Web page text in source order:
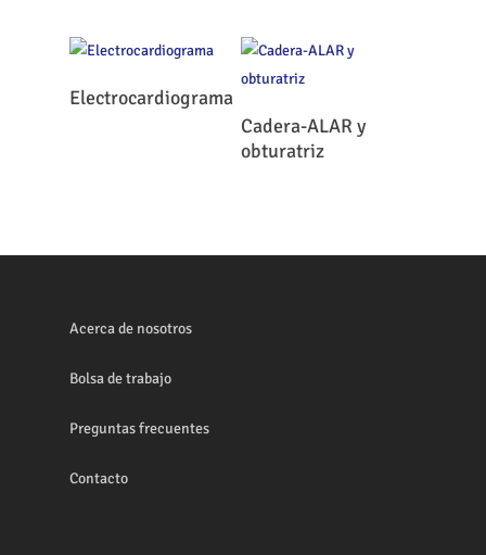
Leer Más
Electrocardiograma
Leer Más
Cadera-ALAR y
obturatriz
Acerca de nosotros
Bolsa de trabajo
Preguntas frecuentes
Contacto